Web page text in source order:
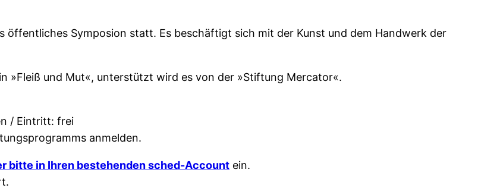
öffentliches Symposion statt. Es beschäftigt sich mit der Kunst und dem Handwerk der
»Fleiß und Mut«, unterstützt wird es von der »Stiftung Mercator«.
/ Eintritt: frei
anmelden.
bitte in Ihren bestehenden sched-Account ein.